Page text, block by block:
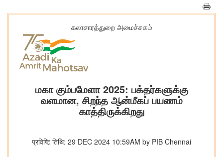
கலாசாரத்துறை அமைச்சகம்
மகா கும்பமேளா 2025: பக்தர்களுக்கு
வளமான, சிறந்த ஆன்மீகப் பயணம்
காத்திருக்கிறது
प्रविष्टि तिथि: 29 DEC 2024 10:59AM by PIB Chennai